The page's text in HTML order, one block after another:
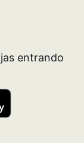
entrando